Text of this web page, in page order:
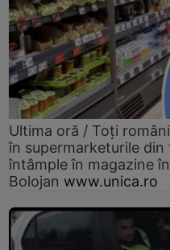
Ultima oră / Toți
în supermarketurile din
întâmple în magazine
Bolojan www.unica.ro